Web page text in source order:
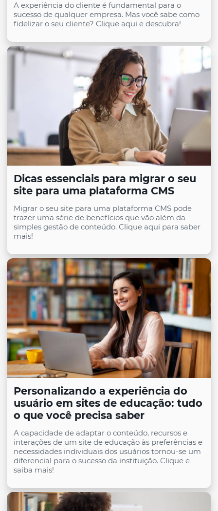
A experiência do cliente é fundamental para o
sucesso de qualquer empresa. Mas você sabe como
fidelizar o seu cliente? Clique aqui e descubra!
Dicas essenciais para migrar o seu
site para uma plataforma CMS
Migrar o seu site para uma plataforma CMS pode
trazer uma série de benefícios que vão além da
simples gestão de conteúdo. Clique aqui para saber
mais!
Personalizando a experiência do
usuário em sites de educação: tudo
o que você precisa saber
A capacidade de adaptar o conteúdo, recursos e
interações de um site de educação às preferências e
necessidades individuais dos usuários tornou-se um
diferencial para o sucesso da instituição. Clique e
saiba mais!